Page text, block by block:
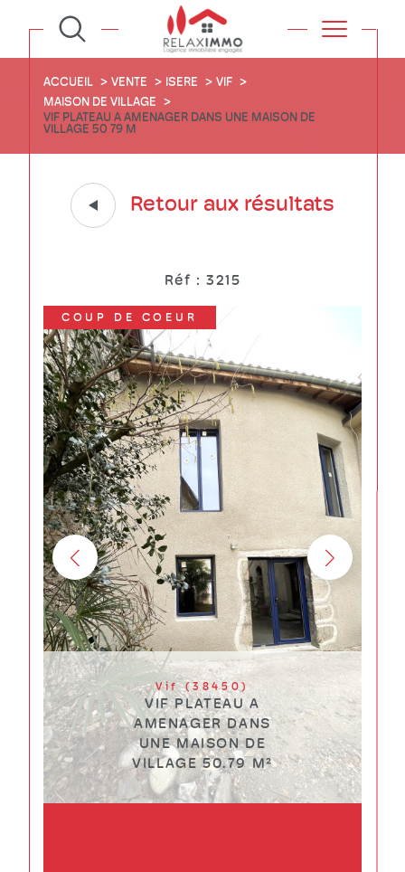
ACCUEIL VENTE ISERE
VIF
MAISON DE VILLAGE
VIF PLATEAU A AMENAGER DANS UNE MAISON DE
VILLAGE 50 79 M
Retour aux résultats
Réf : 3215
COUP DE COEUR
Vif (38450)
VIF PLATEAU A
AMENAGER DANS
UNE MAISON DE
VILLAGE 50.79 M²